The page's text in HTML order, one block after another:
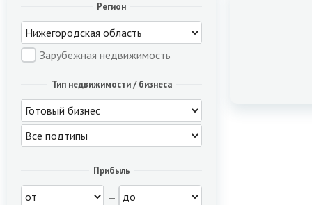
Регион
Зарубежная недвижимость
Тип недвижимости / бизнеса
Прибыль
—